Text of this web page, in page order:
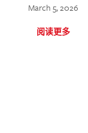
March 5, 2026
阅读更多